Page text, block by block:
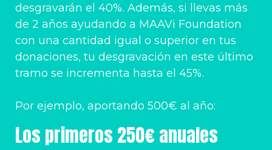
desgravarán el 40%. Además, si llevas más
de 2 años ayudando a MAAVi Foundation
con una cantidad igual o superior en tus
donaciones, tu desgravación en este último
tramo se incrementa hasta el 45%.
Por ejemplo, aportando 500€ al año:
Los primeros 250€ anuales